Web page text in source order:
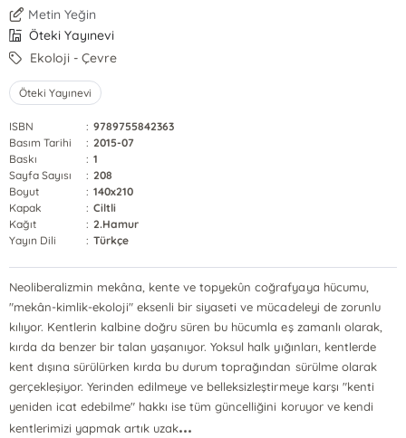
Metin Yeğin
Öteki Yayınevi
Ekoloji - Çevre
Öteki Yayınevi
ISBN : 9789755842363
Basım Tarihi
: 2015-07
Baskı
: 1
Sayfa Sayısı
: 208
Boyut
: 140x210
Kapak
: Ciltli
Kağıt
: 2.Hamur
Yayın Dili
: Türkçe
Neoliberalizmin mekâna, kente ve topyekûn coğrafyaya hücumu,
"mekân-kimlik-ekoloji" eksenli bir siyaseti ve mücadeleyi de zorunlu
kılıyor. Kentlerin kalbine doğru süren bu hücumla eş zamanlı olarak,
kırda da benzer bir talan yaşanıyor. Yoksul halk yığınları, kentlerde
kent dışına sürülürken kırda bu durum toprağından sürülme olarak
gerçekleşiyor. Yerinden edilmeye ve belleksizleştirmeye karşı "kenti
yeniden icat edebilme" hakkı ise tüm güncelliğini koruyor ve kendi
kentlerimizi yapmak artık uzak...